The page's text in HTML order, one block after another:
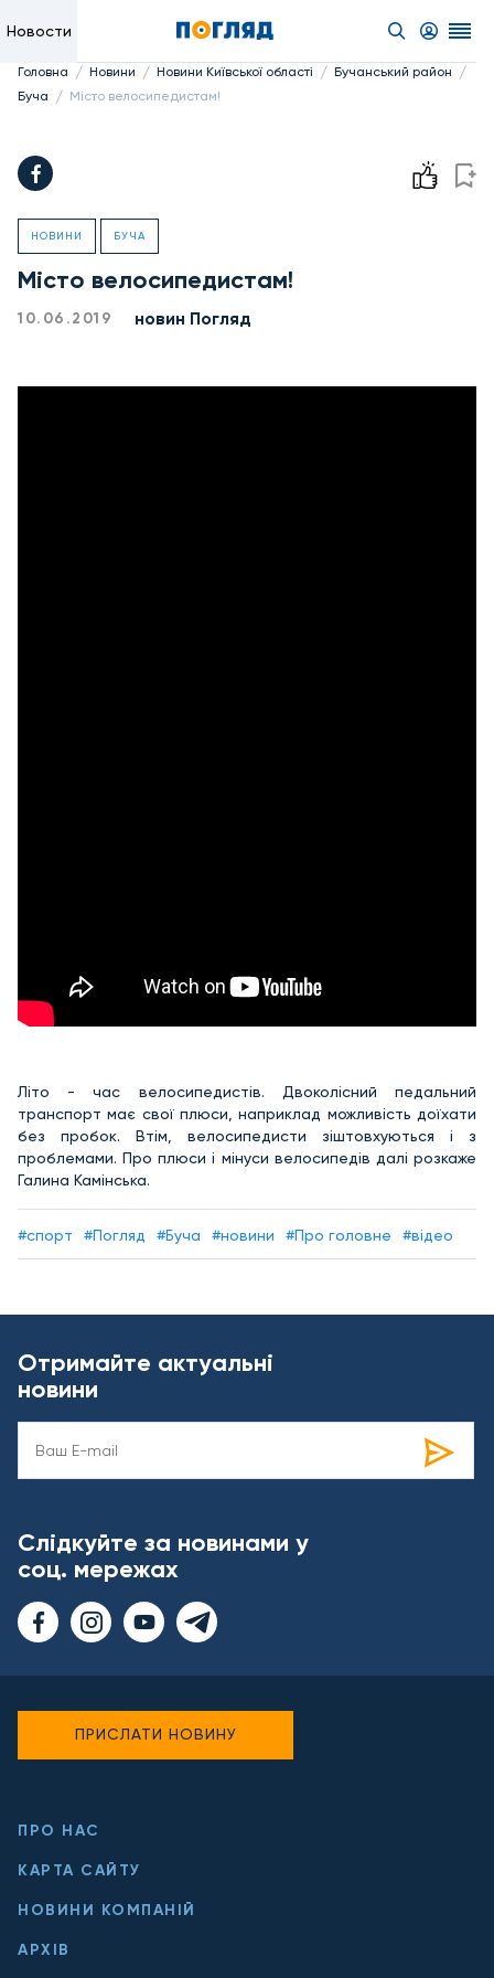
Новости
Головна / Новини / Новини Київської області / Бучанський район /
Буча / Місто велосипедистам!
НОВИНИ БУЧА
Місто велосипедистам!
10.06.2019 новин Погляд
Літо - час велосипедистів. Двоколісний педальний
транспорт має свої плюси, наприклад можливість доїхати
без пробок. Втім, велосипедисти зіштовхуються і з
проблемами. Про плюси і мінуси велосипедів далі розкаже
Галина Камінська.
#спорт #Погляд #Буча #новини #Про головне #відео
Отримайте актуальні
новини
Слідкуйте за новинами у
соц. мережах
ПРО НАС
КАРТА САЙТУ
НОВИНИ КОМПАНІЙ
АРХІВ
ПРИСЛАТИ НОВИНУ